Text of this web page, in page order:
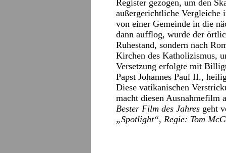
Register gezogen, um den
außergerichtliche
von einer Gemeinde in die
dann aufflog, wurde der
Ruhestand, sondern nach
Kirchen des Katholizismus,
Versetzung erfolgte mit
Papst Johannes Paul II.,
Diese vatikanischen
macht diesen Ausnahmefilm
Bester Film des Jahres geht
„Spotlight“, Regie: Tom